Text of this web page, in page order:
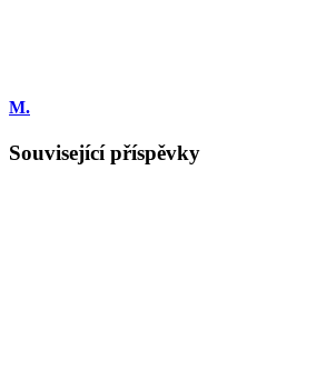
M.
Související příspěvky